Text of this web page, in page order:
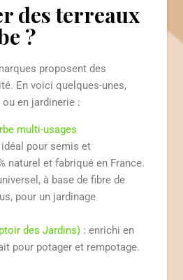
des terreaux
?
proposent des
En voici quelques-unes,
en jardinerie :
multi-usages
idéal pour semis et
naturel et fabriqué en France.
à base de fibre de
, pour un jardinage
des Jardins) : enrichi en
pour potager et rempotage.